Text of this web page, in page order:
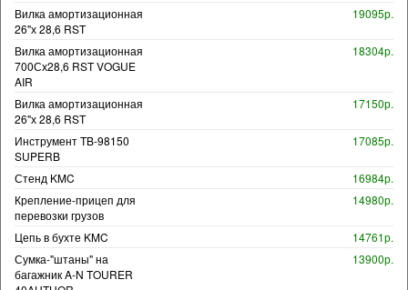
Вилка амортизационная
26"х 28,6 RST
19095р.
Вилка амортизационная
700Сх28,6 RST VOGUE
AIR
18304р.
Вилка амортизационная
26"х 28,6 RST
17150р.
Инструмент TB-98150
SUPERB
17085р.
Стенд KMC
16984р.
Крепление-прицеп для
перевозки грузов
14980р.
Цепь в бухте KMC
14761р.
Сумка-"штаны" на
багажник A-N TOURER
13900р.